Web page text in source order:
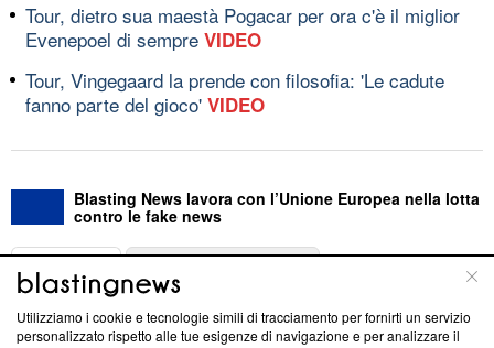
Tour, dietro sua maestà Pogacar per ora c'è il miglior
Evenepoel di sempre VIDEO
Tour, Vingegaard la prende con filosofia: 'Le cadute
fanno parte del gioco' VIDEO
Blasting News lavora con l’Unione Europea nella lotta
contro le fake news
ABOUT
Questa sezione offre informazioni trasparenti su Blasting
Utilizziamo i cookie e tecnologie simili di tracciamento per fornirti un servizio
personalizzato rispetto alle tue esigenze di navigazione e per analizzare il